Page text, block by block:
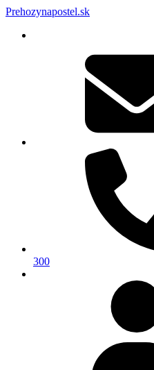
Prehozynapostel.sk
300